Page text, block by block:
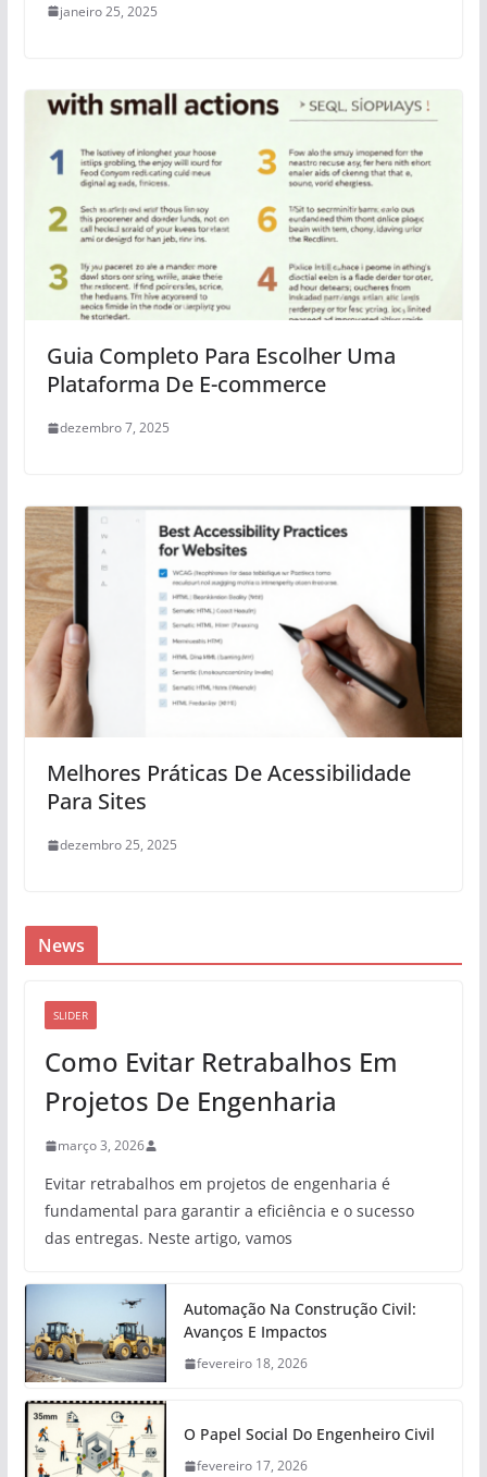
janeiro 25, 2025
Guia Completo Para Escolher Uma
Plataforma De E-commerce
dezembro 7, 2025
Melhores Práticas De Acessibilidade
Para Sites
dezembro 25, 2025
News
SLIDER
Como Evitar Retrabalhos Em
Projetos De Engenharia
março 3, 2026
Evitar retrabalhos em projetos de engenharia é
fundamental para garantir a eficiência e o sucesso
das entregas. Neste artigo, vamos
Automação Na Construção Civil:
Avanços E Impactos
fevereiro 18, 2026
O Papel Social Do Engenheiro Civil
fevereiro 17, 2026